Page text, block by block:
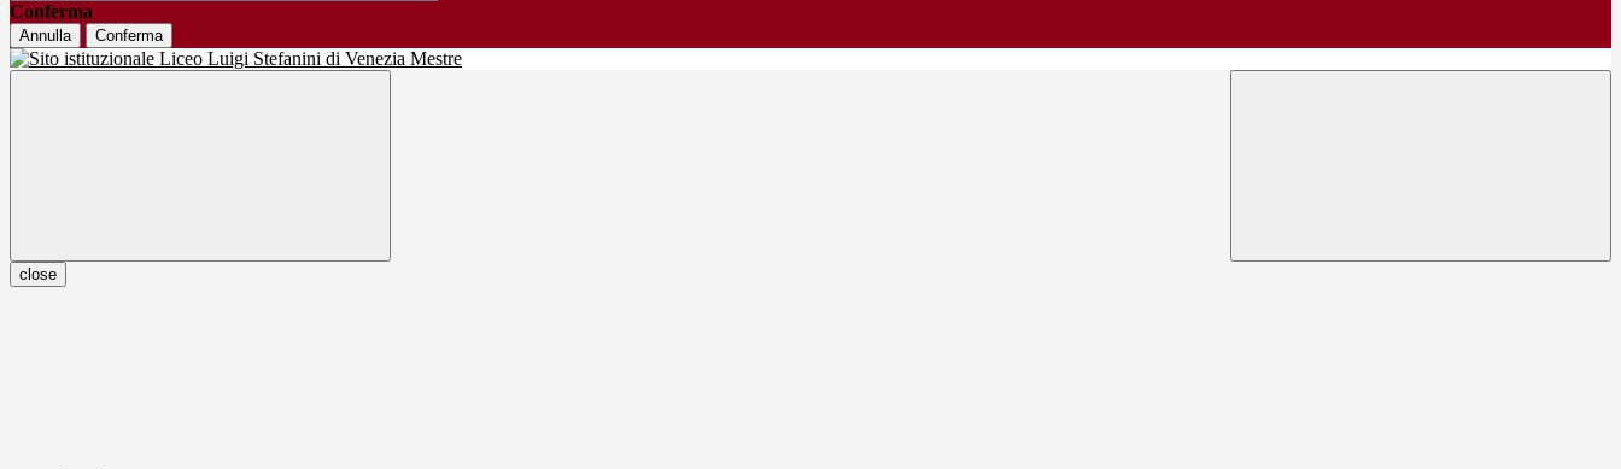
Conferma
Annulla Conferma
close